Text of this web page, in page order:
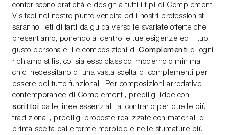
conferiscono praticità e design a tutti i tipi di Complementi.
Visitaci nel nostro punto vendita ed i nostri professionisti
saranno lieti di farti da guida verso le svariate offerte che
presentiamo, ponendo al centro le tue esigenze ed il tuo
gusto personale. Le composizioni di Complementi di ogni
richiamo stilistico, sia esso classico, moderno o minimal
chic, necessitano di una vasta scelta di complementi per
essere del tutto funzionali. Per composizioni arredative
contemporanee di Complementi, prediligi idee con
scrittoi dalle linee essenziali, al contrario per quelle più
tradizionali, prediligi proposte realizzate con materiali di
prima scelta dalle forme morbide e nelle sfumature più